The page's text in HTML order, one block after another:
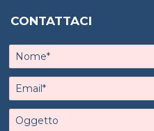
CONTATTACI